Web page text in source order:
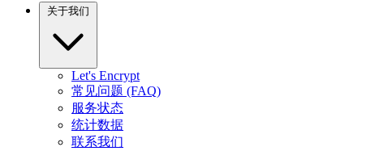
关于我们
Let's Encrypt
常见问题 (FAQ)
服务状态
统计数据
联系我们